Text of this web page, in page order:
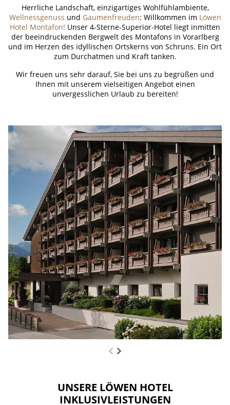
Herrliche Landschaft, einzigartiges Wohlfühlambiente,
Wellnessgenuss und Gaumenfreuden: Willkommen im Löwen
Hotel Montafon! Unser 4-Sterne-Superior-Hotel liegt inmitten
der beeindruckenden Bergwelt des Montafons in Vorarlberg
und im Herzen des idyllischen Ortskerns von Schruns. Ein Ort
zum Durchatmen und Kraft tanken.
Wir freuen uns sehr darauf, Sie bei uns zu begrüßen und
Ihnen mit unserem vielseitigen Angebot einen
unvergesslichen Urlaub zu bereiten!
UNSERE LÖWEN HOTEL
INKLUSIVLEISTUNGEN